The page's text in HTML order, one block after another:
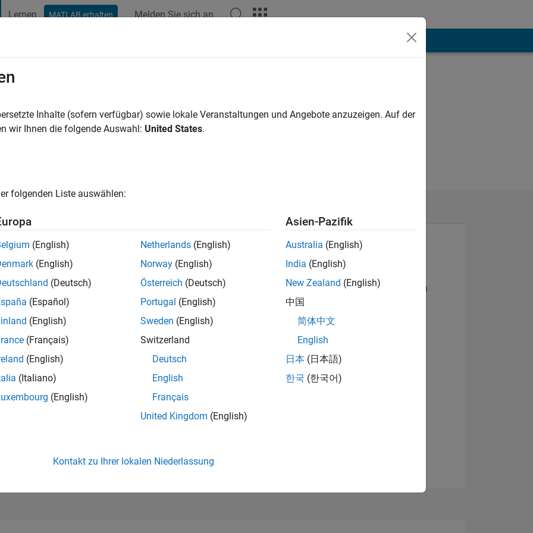
Lernen MATLAB erhalten Melden Sie sich an
Jahre vor|Aktiv seit 2020
0
of 302.031
Abzeichen anzeigen
Inhalte (sofern verfügbar) sowie lokale Veranstaltungen und Angebote anzuzeigen. Auf der
wir Ihnen die folgende Auswahl: United States.
folgenden Liste auswählen:
(English)
(English)
(Deutsch)
(Español)
(English)
(Français)
(English)
(Italiano)
(English)
Netherlands (English)
Norway (English)
Österreich (Deutsch)
Portugal (English)
Sweden (English)
Switzerland
Deutsch
English
Français
United Kingdom (English)
Asien-Pazifik
Australia (English)
India (English)
New Zealand (English)
中国
简体中文
English
日本 (日本語)
한국 (한국어)
Kontakt zu Ihrer lokalen Niederlassung